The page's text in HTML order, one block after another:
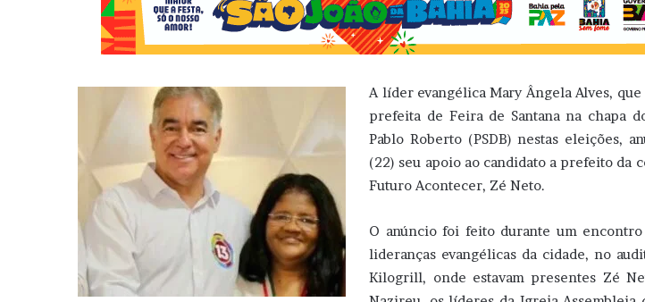
A líder evangélica Mary Ângela Alves,
prefeita de Feira de Santana na chapa
Pablo Roberto (PSDB) nestas eleições,
(22) seu apoio ao candidato a prefeito da
Futuro Acontecer, Zé Neto.
O anúncio foi feito durante um encontro
lideranças evangélicas da cidade, no
Kilogrill, onde estavam presentes Zé